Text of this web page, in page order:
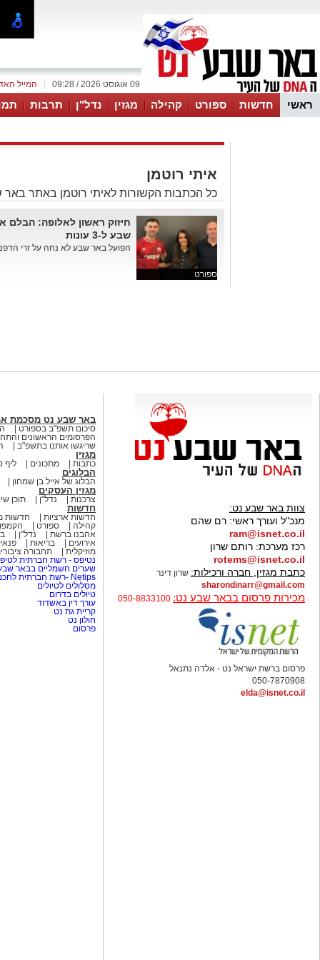
המייל 09 אוגוסט 2026 / 09:28
ראשי חדשות ספורט קהילה מגזין נדל"ן תרבות
איתי רוטמן
כל הכתבות הקשורות לאיתי רוטמן באתר
ספורט
חיזוק ראשון לאלופה: הבלם
שבע ל-3 עונות
הפועל באר שבע לא נחה על זרי
צוות באר שבע נט:
מנכ"ל ועורך ראשי: רם שהם
ram@isnet.co.il
רכז מערכת: רותם שרון
rotems@isnet.co.il
כתבת מגזין, חברה ורכילות: שרון דינר
sharondinarr@gmail.com
מכירות פרסום בבאר שבע נט: 050-8833100
פרסום ברשת ישראל נט - אלדה נתנאל
050-7870908
elda@isnet.co.il
באר שבע נט מסכמת
סיכום תשפ"ב בספורט
הפרסומים הראשונים
שריגשו אותנו בתשפ"ב
מגזין
כתבות מתכונים ליף
הבלוגים
הבלוג של אייל בן שמחון
מגזין העסקים
צרכנות נדל"ן תוכן
חדשות
חדשות ארציות
חדשות
קהילה
ספורט
אהבנו ברשת
נדל"ן
אירועים
בריאות
מוזיקלית
תחבורה
נטיפס - רשת חברתית
שערים חשמליים בבאר
Netips -רשת חברתית לחכמת ההמונים
מסלולים לטיולים
טיולים בדרום
עורך דין באשדוד
קריית גת נט
חולון נט
פרסום